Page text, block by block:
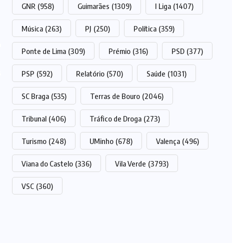
GNR (958) Guimarães (1309) I Liga (1407)
Música (263) PJ (250) Política (359)
Ponte de Lima (309) Prémio (316) PSD (377)
PSP (592) Relatório (570) Saúde (1031)
SC Braga (535) Terras de Bouro (2046)
Tribunal (406) Tráfico de Droga (273)
Turismo (248) UMinho (678) Valença (496)
Viana do Castelo (336) Vila Verde (3793)
VSC (360)